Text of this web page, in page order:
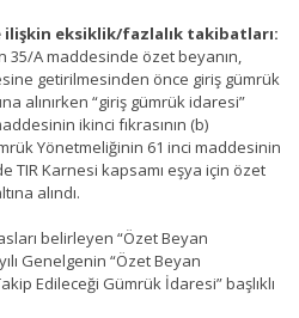
eksiklik/fazlalık takibatları:
35/A maddesinde özet beyanın,
getirilmesinden önce giriş gümrük
alınırken “giriş gümrük idaresi”
ikinci fıkrasının (b)
Yönetmeliğinin 61 inci maddesinin
TIR Karnesi kapsamı eşya için özet
alındı.
belirleyen “Özet Beyan
Genelgenin “Özet Beyan
Edileceği Gümrük İdaresi” başlıklı